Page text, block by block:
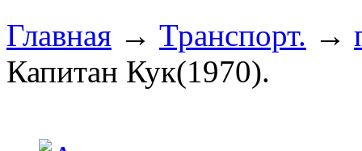
Главная → Транспорт. →
Капитан Кук(1970).